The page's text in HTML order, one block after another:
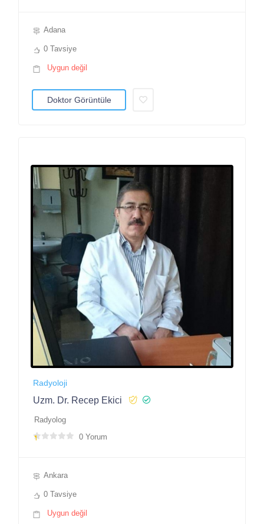
Adana
0 Tavsiye
Uygun değil
Doktor Görüntüle
Radyoloji
Uzm. Dr. Recep Ekici
Radyolog
0 Yorum
Ankara
0 Tavsiye
Uygun değil